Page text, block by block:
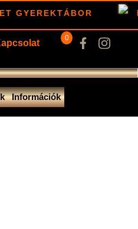
GYEREKTÁBOR
0
Információk